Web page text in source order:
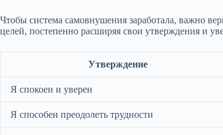
Чтобы система самовнушения заработала, важно
целей, постепенно расширяя свои утверждения и
Утверждение
Я спокоен и уверен
Я способен преодолеть трудности